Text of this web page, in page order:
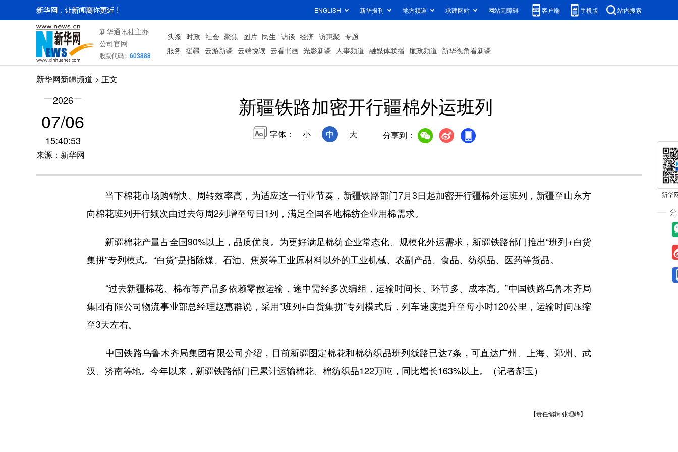
ENGLISH 新华报刊 地方频道 承建网站 网站无障碍 客户端 手机版 站内搜索
新华通讯社主办
公司官网
股票代码： 603888
头条 时政 社会 聚焦 图片 民生 访谈 经济 访惠聚 专题
服务 援疆 云游新疆 云端悦读 云看书画 光影新疆 人事频道 融媒体联播 廉政频道 新华视角看新疆
新华网新疆频道 > 正文
2026
07/06
15:40:53
来源：新华网
新疆铁路加密开行疆棉外运班列
字体： 小 中 大 分享到：
当下棉花市场购销快、周转效率高，为适应这一行业节奏，新疆铁路部门7月3日起加密开行疆棉外运班列，新疆至山东方
向棉花班列开行频次由过去每周2列增至每日1列，满足全国各地棉纺企业用棉需求。
新疆棉花产量占全国90%以上，品质优良。为更好满足棉纺企业常态化、规模化外运需求，新疆铁路部门推出“班列+白货
集拼”专列模式。“白货”是指除煤、石油、焦炭等工业原材料以外的工业机械、农副产品、食品、纺织品、医药等货品。
“过去新疆棉花、棉布等产品多依赖零散运输，途中需经多次编组，运输时间长、环节多、成本高。”中国铁路乌鲁木齐局
集团有限公司物流事业部总经理赵惠群说，采用“班列+白货集拼”专列模式后，列车速度提升至每小时120公里，运输时间压缩
至3天左右。
中国铁路乌鲁木齐局集团有限公司介绍，目前新疆图定棉花和棉纺织品班列线路已达7条，可直达广州、上海、郑州、武
汉、济南等地。今年以来，新疆铁路部门已累计运输棉花、棉纺织品122万吨，同比增长163%以上。（记者郝玉）
【责任编辑:张理峰】